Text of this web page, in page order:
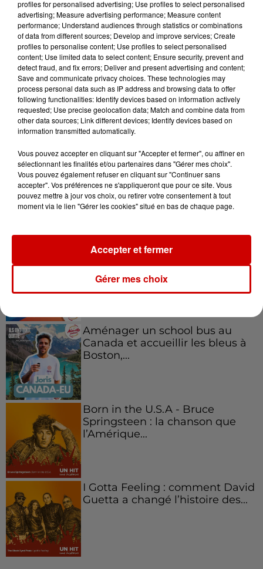
Destination Vacances - Gagnez
votre séjour en famille au cœur
de la...
Destination Vacances : inscrivez-
vous !
Kelly Massol, figure
emblématique de
l'entrepreneuriat féminin
Aménager un school bus au
Canada et accueillir les bleus à
Boston,...
Born in the U.S.A - Bruce
Springsteen : la chanson que
l’Amérique...
I Gotta Feeling : comment David
Guetta a changé l’histoire des...
profiles for personalised advertising; Use profiles to select personalised
advertising; Measure advertising performance; Measure content
performance; Understand audiences through statistics or combinations
of data from different sources; Develop and improve services; Create
profiles to personalise content; Use profiles to select personalised
content; Use limited data to select content; Ensure security, prevent and
detect fraud, and fix errors; Deliver and present advertising and content;
Save and communicate privacy choices. These technologies may
process personal data such as IP address and browsing data to offer
following functionalities: Identify devices based on information actively
requested; Use precise geolocation data; Match and combine data from
other data sources; Link different devices; Identify devices based on
information transmitted automatically.
Vous pouvez accepter en cliquant sur "Accepter et fermer", ou affiner en
sélectionnant les finalités et/ou partenaires dans "Gérer mes choix".
Vous pouvez également refuser en cliquant sur "Continuer sans
accepter". Vos préférences ne s'appliqueront que pour ce site. Vous
pouvez mettre à jour vos choix, ou retirer votre consentement à tout
moment via le lien "Gérer les cookies" situé en bas de chaque page.
Gérer mes choix
Accepter et fermer